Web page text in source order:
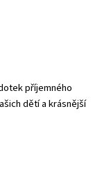
příjemného
dětí a krásnější